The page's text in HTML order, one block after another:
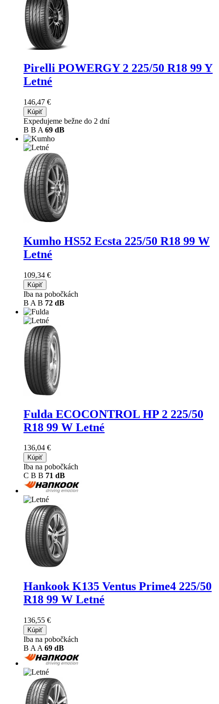
Pirelli POWERGY 2 225/50 R18 99 Y
Letné
146,47 €
Kúpiť
Expedujeme bežne do 2 dní
B B A 69 dB
Kumho HS52 Ecsta 225/50 R18 99 W
Letné
109,34 €
Kúpiť
Iba na pobočkách
B A B 72 dB
Fulda ECOCONTROL HP 2 225/50
R18 99 W Letné
136,04 €
Kúpiť
Iba na pobočkách
C B B 71 dB
Hankook K135 Ventus Prime4 225/50
R18 99 W Letné
136,55 €
Kúpiť
Iba na pobočkách
B A A 69 dB